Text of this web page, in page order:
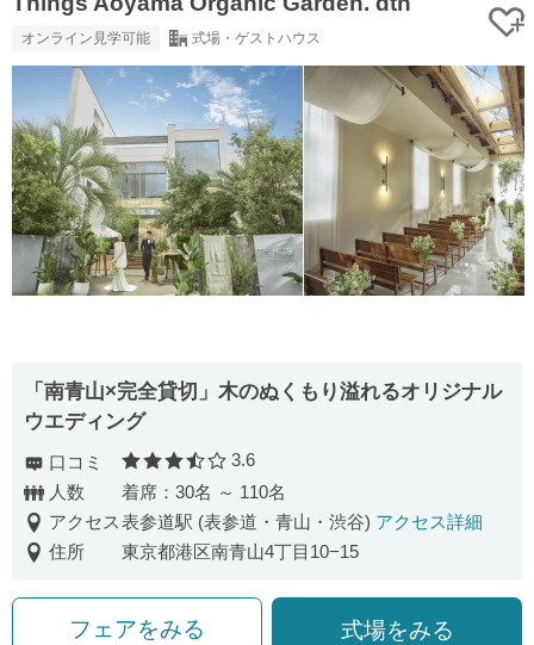
オンライン見学可能 式場・ゲストハウス
「南青山×完全貸切」木のぬくもり溢れるオリジナル
ウエディング
口コミ 口コミ評価
3.6
人数
着席：30名 ～ 110名
アクセス表参道駅 (表参道・青山・渋谷) アクセス詳細
住所
東京都港区南青山4丁目10−15
フェアをみる 式場をみる